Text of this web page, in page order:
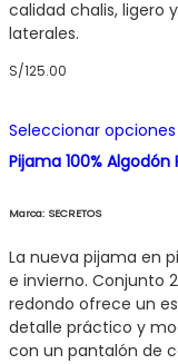
calidad chalis, ligero
laterales.
S/125.00
Seleccionar opciones
Pijama 100% Algodón
Marca: SECRETOS
La nueva pijama en
e invierno. Conjunto
redondo ofrece un
detalle práctico y
con un pantalón de